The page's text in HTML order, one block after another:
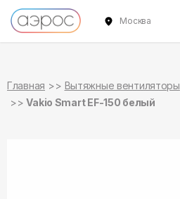
Москва
Главная
Вытяжные вентиляторы
Vakio Smart EF-150 белый
в наличии